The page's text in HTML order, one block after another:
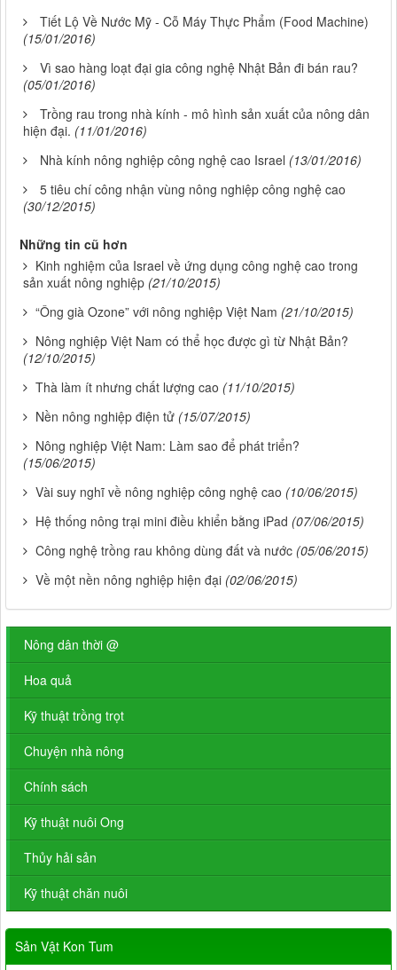
Tiết Lộ Về Nước Mỹ - Cỗ Máy Thực Phẩm (Food Machine)
(15/01/2016)
Vì sao hàng loạt đại gia công nghệ Nhật Bản đi bán rau?
(05/01/2016)
Trồng rau trong nhà kính - mô hình sản xuất của nông dân
hiện đại. (11/01/2016)
Nhà kính nông nghiệp công nghệ cao Israel (13/01/2016)
5 tiêu chí công nhận vùng nông nghiệp công nghệ cao
(30/12/2015)
Những tin cũ hơn
Kinh nghiệm của Israel về ứng dụng công nghệ cao trong
sản xuất nông nghiệp (21/10/2015)
“Ông già Ozone” với nông nghiệp Việt Nam (21/10/2015)
Nông nghiệp Việt Nam có thể học được gì từ Nhật Bản?
(12/10/2015)
Thà làm ít nhưng chất lượng cao (11/10/2015)
Nền nông nghiệp điện tử (15/07/2015)
Nông nghiệp Việt Nam: Làm sao để phát triển?
(15/06/2015)
Vài suy nghĩ về nông nghiệp công nghệ cao (10/06/2015)
Hệ thống nông trại mini điều khiển bằng iPad (07/06/2015)
Công nghệ trồng rau không dùng đất và nước (05/06/2015)
Về một nền nông nghiệp hiện đại (02/06/2015)
Nông dân thời @
Hoa quả
Kỹ thuật trồng trọt
Chuyện nhà nông
Chính sách
Kỹ thuật nuôi Ong
Thủy hải sản
Kỹ thuật chăn nuôi
Sản Vật Kon Tum